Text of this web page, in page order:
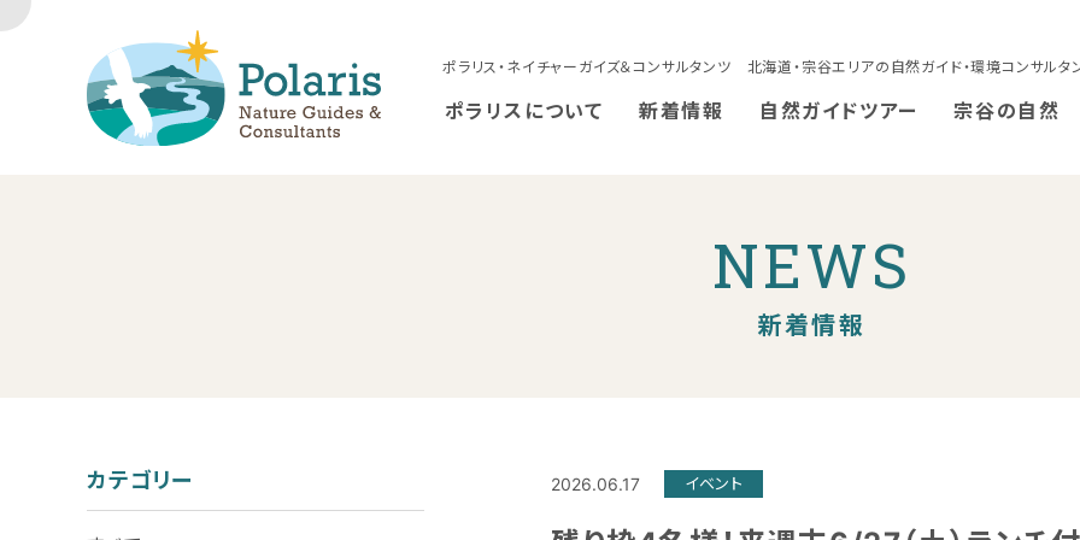
ポラリス・ネイチャーガイズ＆コンサルタンツ 北海道・宗谷エリアの自然ガイド・環境コンサルタ
ポラリスについて 新着情報 自然ガイドツアー 宗谷の自然
NEWS
新着情報
2026.06.17 イベント
カテゴリー